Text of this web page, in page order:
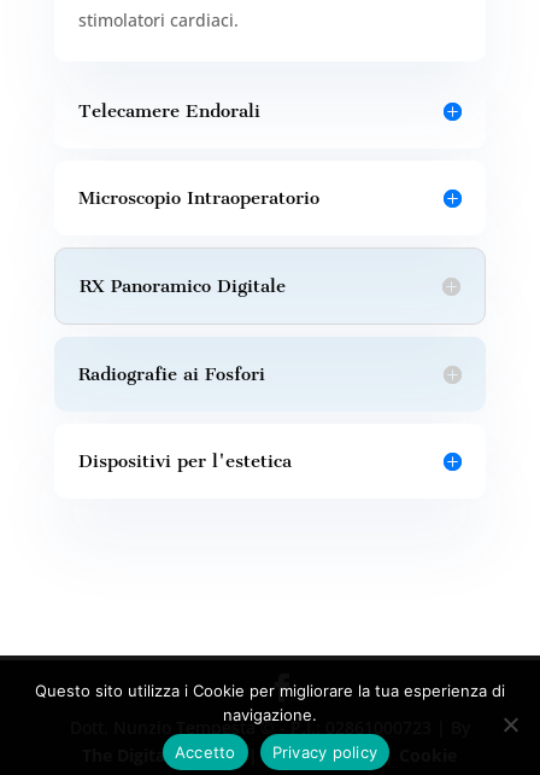
stimolatori cardiaci.
Telecamere Endorali
Microscopio Intraoperatorio
RX Panoramico Digitale
Radiografie ai Fosfori
Dispositivi per l'estetica
Dott. Nunzio Tempesta © - P.I.: 02861000723 | By
The Digital Box SPA | Privacy/Policy |
Questo sito utilizza i Cookie per migliorare la tua esperienza di
navigazione.
Accetto
Privacy policy